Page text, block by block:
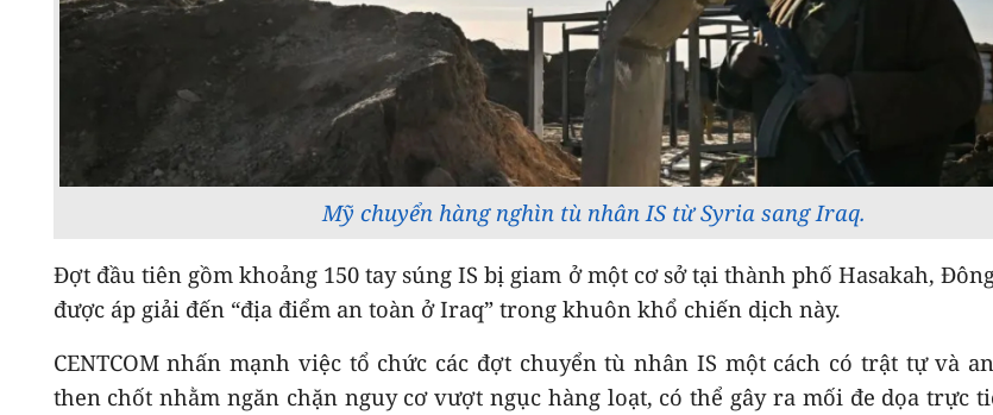
Mỹ chuyển hàng nghìn tù nhân IS từ Syria sang Iraq.
Đợt đầu tiên gồm khoảng 150 tay súng IS bị giam ở một cơ sở tại thành phố Hasakah,
được áp giải đến “địa điểm an toàn ở Iraq” trong khuôn khổ chiến dịch này.
CENTCOM nhấn mạnh việc tổ chức các đợt chuyển tù nhân IS một cách có trật tự và
then chốt nhằm ngăn chặn nguy cơ vượt ngục hàng loạt, có thể gây ra mối đe dọa trực